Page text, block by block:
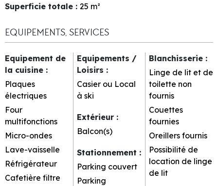
Superficie totale : 25 m²
EQUIPEMENTS, SERVICES
Equipement de
la cuisine :
Plaques
électriques
Four
multifonctions
Micro-ondes
Lave-vaisselle
Réfrigérateur
Cafetière filtre
Equipements /
Loisirs :
Casier ou Local
à ski
Extérieur :
Balcon(s)
Stationnement :
Parking couvert
Parking
Blanchisserie :
Linge de lit et de
toilette non
fournis
Couettes
fournies
Oreillers fournis
Possibilité de
location de linge
de lit